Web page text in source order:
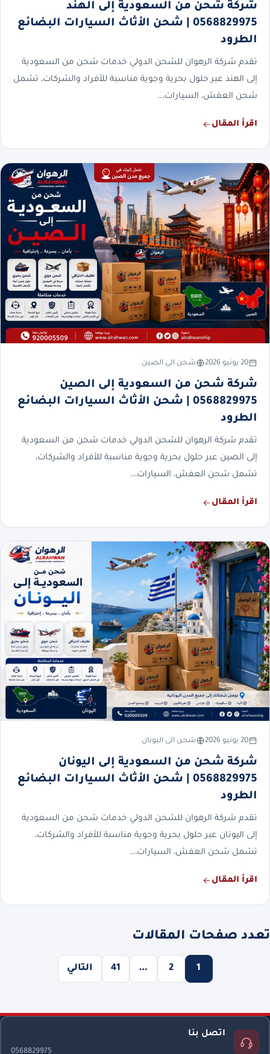
شركة شحن من السعودية إلى الهند
0568829975 | شحن الأثاث السيارات البضائع
الطرود
تقدم شركة الرهوان للشحن الدولي خدمات شحن من السعودية
إلى الهند عبر حلول بحرية وجوية مناسبة للأفراد والشركات، تشمل
شحن العفش، السيارات،…
اقرأ المقال
20 يونيو 2026 شحن الى الصين
شركة شحن من السعودية إلى الصين
0568829975 | شحن الأثاث السيارات البضائع
الطرود
تقدم شركة الرهوان للشحن الدولي خدمات شحن من السعودية
إلى الصين عبر حلول بحرية وجوية مناسبة للأفراد والشركات،
تشمل شحن العفش، السيارات،…
اقرأ المقال
20 يونيو 2026 شحن الى اليونان
شركة شحن من السعودية إلى اليونان
0568829975 | شحن الأثاث السيارات البضائع
الطرود
تقدم شركة الرهوان للشحن الدولي خدمات شحن من السعودية
إلى اليونان عبر حلول بحرية وجوية مناسبة للأفراد والشركات،
تشمل شحن العفش، السيارات،…
اقرأ المقال
تعدد صفحات المقالات
1
2
…
41 التالي
اتصل بنا
0568829975